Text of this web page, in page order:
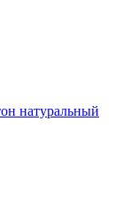
натуральный